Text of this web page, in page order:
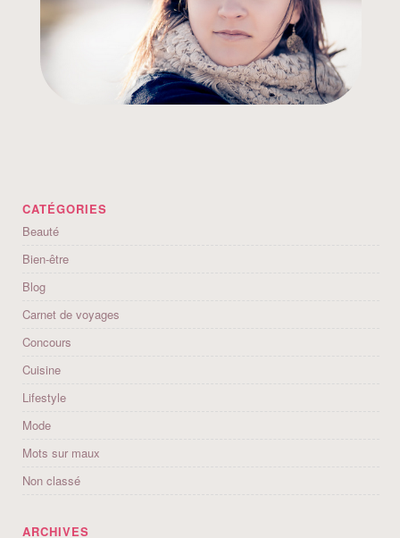
CATÉGORIES
Beauté
Bien-être
Blog
Carnet de voyages
Concours
Cuisine
Lifestyle
Mode
Mots sur maux
Non classé
ARCHIVES